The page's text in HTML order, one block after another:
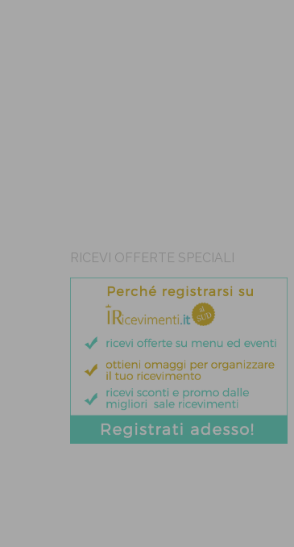
RICEVI OFFERTE SPECIALI